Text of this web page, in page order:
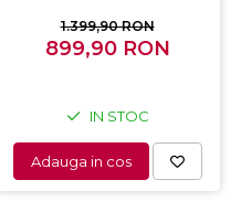
Iluminare LED, Picioare
ajustabile, Usi reversibile,
1.399,90 RON
899,90 RON
IN STOC
Adauga in cos